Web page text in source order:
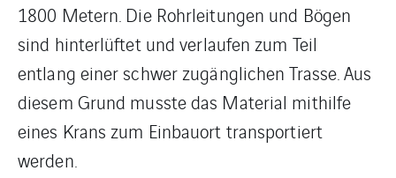
1800 Metern. Die Rohrleitungen und Bögen
sind hinterlüftet und verlaufen zum Teil
entlang einer schwer zugänglichen Trasse. Aus
diesem Grund musste das Material mithilfe
eines Krans zum Einbauort transportiert
werden.